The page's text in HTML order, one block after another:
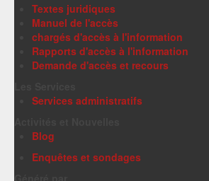
Textes juridiques
Manuel de l'accès
chargés d'accès à l'information
Rapports d'accès à l'information
Demande d'accès et recours
Services administratifs
Blog
Enquêtes et sondages